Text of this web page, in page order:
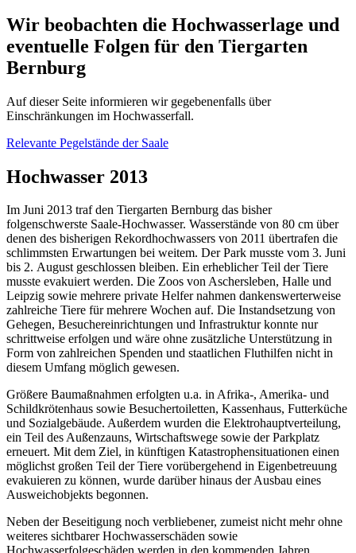
Wir beobachten die Hochwasserlage und
eventuelle Folgen für den Tiergarten
Bernburg
Auf dieser Seite informieren wir gegebenenfalls über
Einschränkungen im Hochwasserfall.
Relevante Pegelstände der Saale
Hochwasser 2013
Im Juni 2013 traf den Tiergarten Bernburg das bisher
folgenschwerste Saale-Hochwasser. Wasserstände von 80 cm über
denen des bisherigen Rekordhochwassers von 2011 übertrafen die
schlimmsten Erwartungen bei weitem. Der Park musste vom 3. Juni
bis 2. August geschlossen bleiben. Ein erheblicher Teil der Tiere
musste evakuiert werden. Die Zoos von Aschersleben, Halle und
Leipzig sowie mehrere private Helfer nahmen dankenswerterweise
zahlreiche Tiere für mehrere Wochen auf. Die Instandsetzung von
Gehegen, Besuchereinrichtungen und Infrastruktur konnte nur
schrittweise erfolgen und wäre ohne zusätzliche Unterstützung in
Form von zahlreichen Spenden und staatlichen Fluthilfen nicht in
diesem Umfang möglich gewesen.
Größere Baumaßnahmen erfolgten u.a. in Afrika-, Amerika- und
Schildkrötenhaus sowie Besuchertoiletten, Kassenhaus, Futterküche
und Sozialgebäude. Außerdem wurden die Elektrohauptverteilung,
ein Teil des Außenzauns, Wirtschaftswege sowie der Parkplatz
erneuert. Mit dem Ziel, in künftigen Katastrophensituationen einen
möglichst großen Teil der Tiere vorübergehend in Eigenbetreuung
evakuieren zu können, wurde darüber hinaus der Ausbau eines
Ausweichobjekts begonnen.
Neben der Beseitigung noch verbliebener, zumeist nicht mehr ohne
weiteres sichtbarer Hochwasserschäden sowie